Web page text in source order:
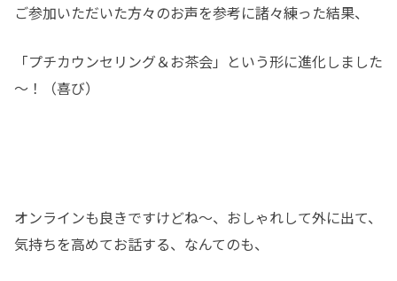
ご参加いただいた方々のお声を参考に諸々練った結果、
「プチカウンセリング＆お茶会」という形に進化しました
～！（喜び）
オンラインも良きですけどね～、おしゃれして外に出て、
気持ちを高めてお話する、なんてのも、